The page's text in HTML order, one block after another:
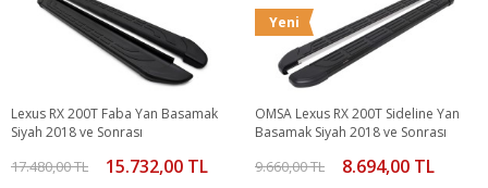
Lexus RX 200T Faba Yan Basamak
Siyah 2018 ve Sonrası
17.480,00 TL 15.732,00 TL
Yeni
OMSA Lexus RX 200T Sideline Yan
Basamak Siyah 2018 ve Sonrası
9.660,00 TL 8.694,00 TL